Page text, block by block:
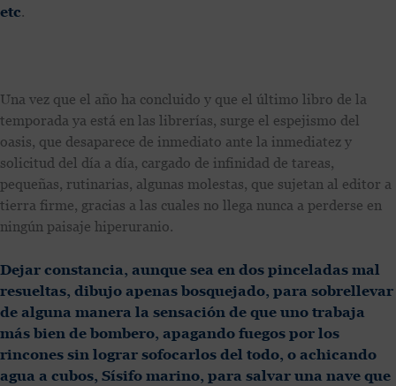
etc.
Una vez que el año ha concluido y que el último libro de la
temporada ya está en las librerías, surge el espejismo del
oasis, que desaparece de inmediato ante la inmediatez y
solicitud del día a día, cargado de infinidad de tareas,
pequeñas, rutinarias, algunas molestas, que sujetan al editor a
tierra firme, gracias a las cuales no llega nunca a perderse en
ningún paisaje hiperuranio.
Dejar constancia, aunque sea en dos pinceladas mal
resueltas, dibujo apenas bosquejado, para sobrellevar
de alguna manera la sensación de que uno trabaja
más bien de bombero, apagando fuegos por los
rincones sin lograr sofocarlos del todo, o achicando
agua a cubos, Sísifo marino, para salvar una nave que